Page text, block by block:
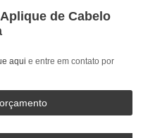
de Cabelo
aqui e entre em contato por